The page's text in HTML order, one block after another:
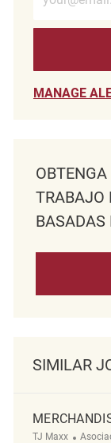
MANAGE
TRABAJO
BASADAS
SIMILAR
TJ Maxx